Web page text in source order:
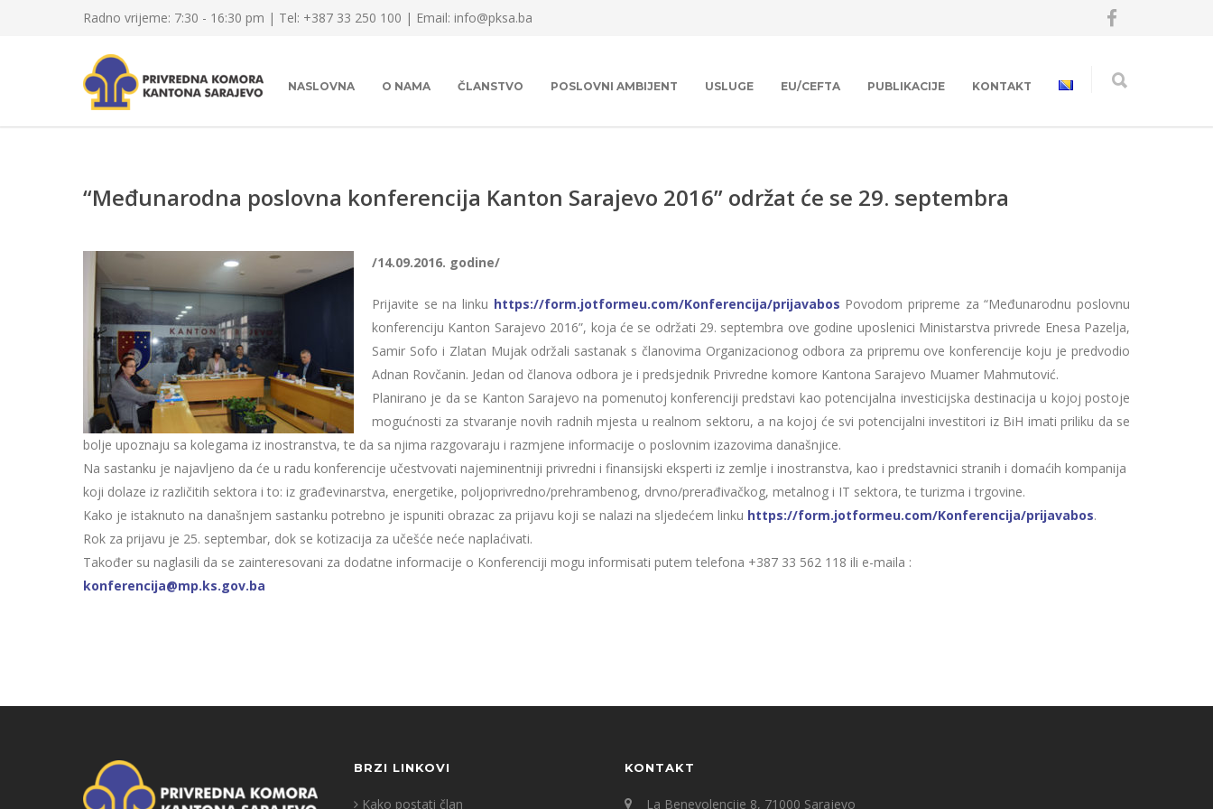
Radno vrijeme: 7:30 - 16:30 pm | Tel: +387 33 250 100 | Email: info@pksa.ba
NASLOVNA O NAMA ČLANSTVO POSLOVNI AMBIJENT USLUGE EU/CEFTA PUBLIKACIJE KONTAKT
“Međunarodna poslovna konferencija Kanton Sarajevo 2016” održat će se 29. septembra
/14.09.2016. godine/
Prijavite se na linku https://form.jotformeu.com/Konferencija/prijavabos Povodom pripreme za “Međunarodnu poslovnu
konferenciju Kanton Sarajevo 2016”, koja će se održati 29. septembra ove godine uposlenici Ministarstva privrede Enesa Pazelja,
Samir Sofo i Zlatan Mujak održali sastanak s članovima Organizacionog odbora za pripremu ove konferencije koju je predvodio
Adnan Rovčanin. Jedan od članova odbora je i predsjednik Privredne komore Kantona Sarajevo Muamer Mahmutović.
Planirano je da se Kanton Sarajevo na pomenutoj konferenciji predstavi kao potencijalna investicijska destinacija u kojoj postoje
mogućnosti za stvaranje novih radnih mjesta u realnom sektoru, a na kojoj će svi potencijalni investitori iz BiH imati priliku da se
bolje upoznaju sa kolegama iz inostranstva, te da sa njima razgovaraju i razmjene informacije o poslovnim izazovima današnjice.
Na sastanku je najavljeno da će u radu konferencije učestvovati najeminentniji privredni i finansijski eksperti iz zemlje i inostranstva, kao i predstavnici stranih i domaćih kompanija
koji dolaze iz različitih sektora i to: iz građevinarstva, energetike, poljoprivredno/prehrambenog, drvno/prerađivačkog, metalnog i IT sektora, te turizma i trgovine.
Kako je istaknuto na današnjem sastanku potrebno je ispuniti obrazac za prijavu koji se nalazi na sljedećem linku https://form.jotformeu.com/Konferencija/prijavabos.
Rok za prijavu je 25. septembar, dok se kotizacija za učešće neće naplaćivati.
Također su naglasili da se zainteresovani za dodatne informacije o Konferenciji mogu informisati putem telefona +387 33 562 118 ili e-maila :
konferencija@mp.ks.gov.ba
BRZI LINKOVI
Kako postati član
KONTAKT
La Benevolencije 8, 71000 Sarajevo